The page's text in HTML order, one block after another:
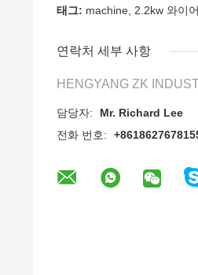
태그: machine, 2.2kw 와이
연락처 세부 사항
HENGYANG ZK
담당자:
Mr. Richard Lee
전화 번호: